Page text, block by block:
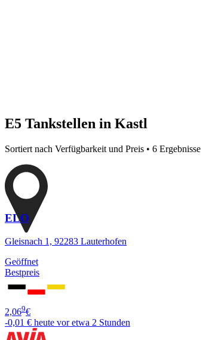
E5 Tankstellen in Kastl
Sortiert nach Verfügbarkeit und Preis • 6 Ergebnisse
ELO
Gleisnach 1, 92283 Lauterhofen
Geöffnet
Bestpreis
2,069€
-0,01 € heute vor etwa 2 Stunden